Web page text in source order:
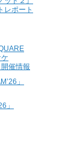
レポート
催情報
」
」